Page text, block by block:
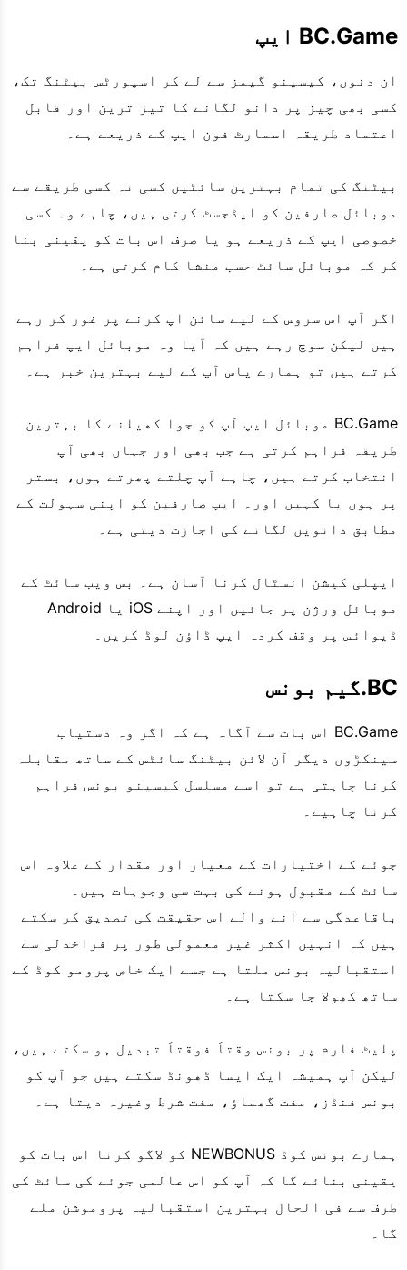
BC.Game ایپ
ان دنوں، کیسینو گیمز سے لے کر اسپورٹس بیٹنگ تک،
کسی بھی چیز پر دانو لگانے کا تیز ترین اور قابل
اعتماد طریقہ اسمارٹ فون ایپ کے ذریعے ہے۔
بیٹنگ کی تمام بہترین سائٹیں کسی نہ کسی طریقے سے
موبائل صارفین کو ایڈجسٹ کرتی ہیں، چاہے وہ کسی
خصوصی ایپ کے ذریعے ہو یا صرف اس بات کو یقینی بنا
کر کہ موبائل سائٹ حسب منشا کام کرتی ہے۔
اگر آپ اس سروس کے لیے سائن اپ کرنے پر غور کر رہے
ہیں لیکن سوچ رہے ہیں کہ آیا وہ موبائل ایپ فراہم
کرتے ہیں تو ہمارے پاس آپ کے لیے بہترین خبر ہے۔
BC.Game موبائل ایپ آپ کو جوا کھیلنے کا بہترین
طریقہ فراہم کرتی ہے جب بھی اور جہاں بھی آپ
انتخاب کرتے ہیں، چاہے آپ چلتے پھرتے ہوں، بستر
پر ہوں یا کہیں اور۔ ایپ صارفین کو اپنی سہولت کے
مطابق دانویں لگانے کی اجازت دیتی ہے۔
ایپلی کیشن انسٹال کرنا آسان ہے۔ بس ویب سائٹ کے
موبائل ورژن پر جائیں اور اپنے iOS یا Android
ڈیوائس پر وقف کردہ ایپ ڈاؤن لوڈ کریں۔
BC.گیم بونس
BC.Game اس بات سے آگاہ ہے کہ اگر وہ دستیاب
سینکڑوں دیگر آن لائن بیٹنگ سائٹس کے ساتھ مقابلہ
کرنا چاہتی ہے تو اسے مسلسل کیسینو بونس فراہم
کرنا چاہیے۔
جوئے کے اختیارات کے معیار اور مقدار کے علاوہ اس
سائٹ کے مقبول ہونے کی بہت سی وجوہات ہیں۔
باقاعدگی سے آنے والے اس حقیقت کی تصدیق کر سکتے
ہیں کہ انہیں اکثر غیر معمولی طور پر فراخدلی سے
استقبالیہ بونس ملتا ہے جسے ایک خاص پرومو کوڈ کے
ساتھ کھولا جا سکتا ہے۔
پلیٹ فارم پر بونس وقتاً فوقتاً تبدیل ہو سکتے ہیں،
لیکن آپ ہمیشہ ایک ایسا ڈھونڈ سکتے ہیں جو آپ کو
بونس فنڈز، مفت گھماؤ، مفت شرط وغیرہ دیتا ہے۔
ہمارے بونس کوڈ NEWBONUS کو لاگو کرنا اس بات کو
یقینی بنائے گا کہ آپ کو اس عالمی جوئے کی سائٹ کی
طرف سے فی الحال بہترین استقبالیہ پروموشن ملے
گا۔